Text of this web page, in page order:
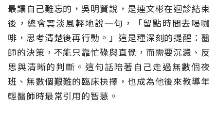
最讓自己難忘的，吳明賢說，是連文彬在迴診結束
後，總會雲淡風輕地說一句，「留點時間去喝咖
啡，思考清楚後再行動。」這是種深刻的提醒：醫
師的決策，不能只靠忙碌與直覺，而需要沉澱、反
思與清晰的判斷。這句話陪著自己走過無數個夜
班、無數個艱難的臨床抉擇，也成為他後來教導年
輕醫師時最常引用的智慧。